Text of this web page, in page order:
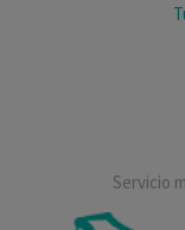
Servicio